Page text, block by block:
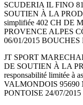
SCUDERIA IL FINO
SOUTIEN À LA
simplifiée 402 CH DE
PROVENCE ALPES
06/01/2015
JT SPORT
DE SOUTIEN À LA
responsabilité limitée à
VALMONDOIS
PONTOISE 24/07/